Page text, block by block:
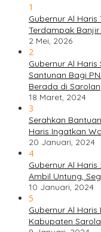
1
Gubernur Al
Terdampak
2 Mei, 2026
2
Gubernur Al
Santunan Bagi
Berada di
18 Maret, 2024
3
Serahkan
Haris Ingatkan
20 Januari, 2024
4
Gubernur Al
Ambil Untung,
10 Januari, 2024
5
Gubernur Al
Kabupaten